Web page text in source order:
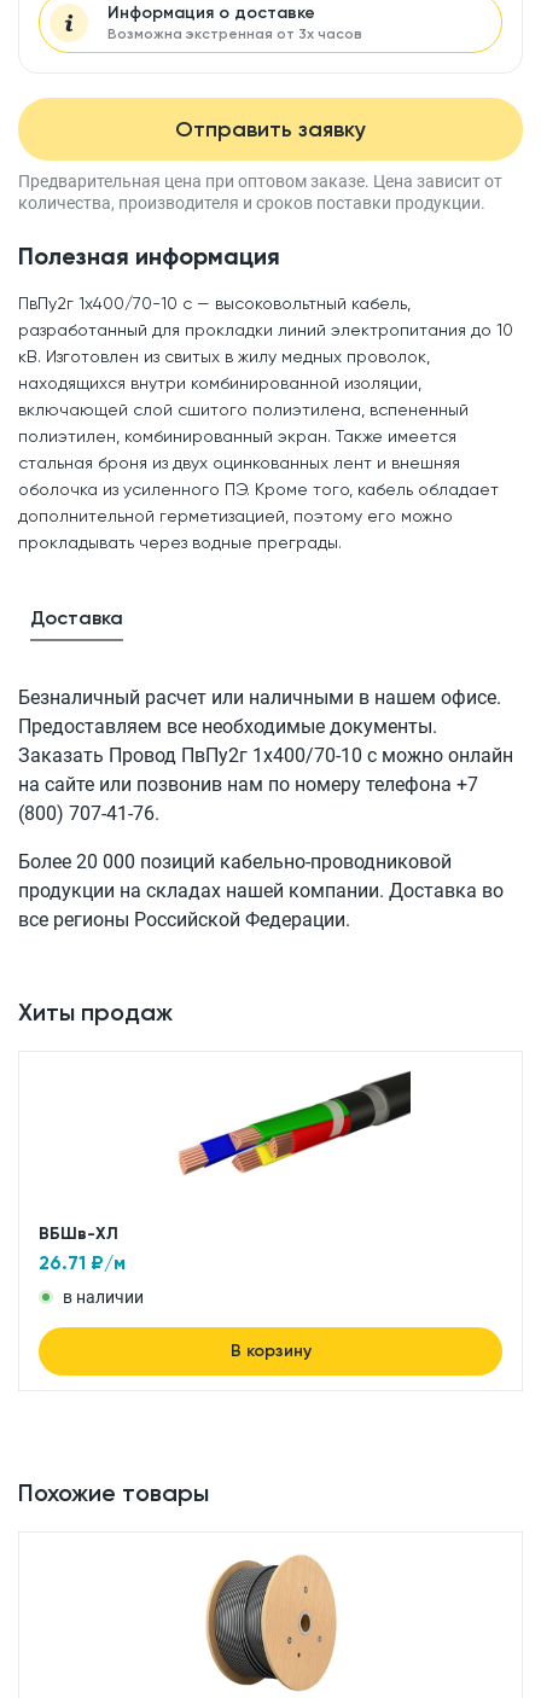
Отправить заявку
Предварительная цена при оптовом заказе. Цена зависит от
количества, производителя и сроков поставки продукции.
Информация о доставке
Возможна экстренная от 3х часов
Полезная информация
ПвПу2г 1x400/70-10 с — высоковольтный кабель,
разработанный для прокладки линий электропитания до 10
кВ. Изготовлен из свитых в жилу медных проволок,
находящихся внутри комбинированной изоляции,
включающей слой сшитого полиэтилена, вспененный
полиэтилен, комбинированный экран. Также имеется
стальная броня из двух оцинкованных лент и внешняя
оболочка из усиленного ПЭ. Кроме того, кабель обладает
дополнительной герметизацией, поэтому его можно
прокладывать через водные преграды.
Доставка
Безналичный расчет или наличными в нашем офисе.
Предоставляем все необходимые документы.
Заказать Провод ПвПу2г 1x400/70-10 с можно онлайн
на сайте или позвонив нам по номеру телефона +7
(800) 707-41-76.
Более 20 000 позиций кабельно-проводниковой
продукции на складах нашей компании. Доставка во
все регионы Российской Федерации.
Хиты продаж
ВБШв-ХЛ
26.71 ₽/м
в наличии
В корзину
Похожие товары